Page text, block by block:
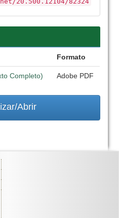
Formato
Completo) Adobe PDF
Abrir